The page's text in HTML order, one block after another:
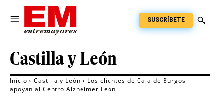
SUSCRÍBETE
Castilla y León
Inicio Castilla y León
Los clientes de Caja de Burgos
apoyan al Centro Alzheimer León